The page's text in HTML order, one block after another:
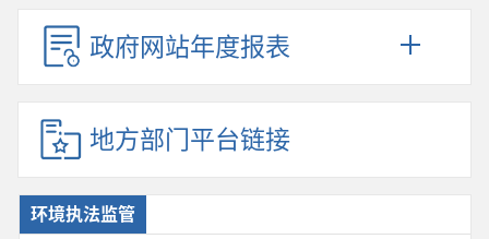
政府网站年度报表
地方部门平台链接
环境执法监管